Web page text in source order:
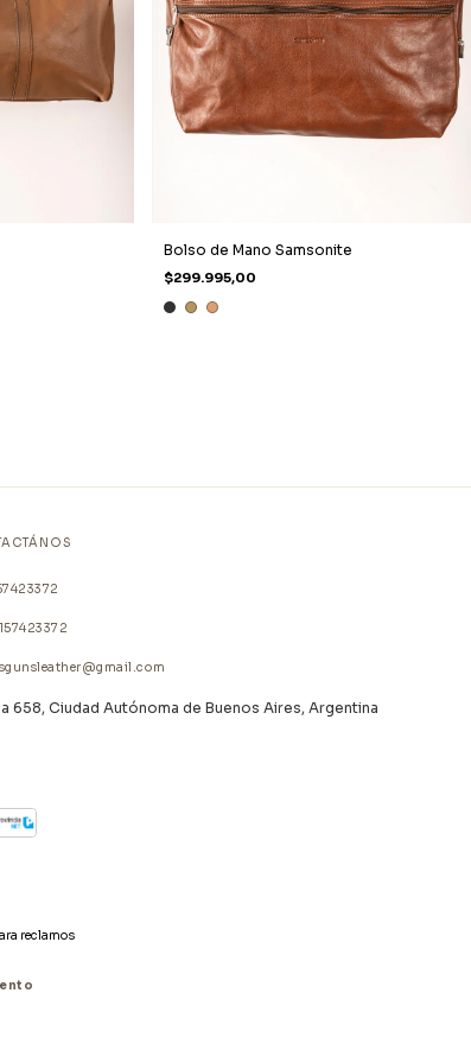
Bolso de Mano Samsonite
$299.995,00
658, Ciudad Autónoma de Buenos Aires, Argentina
reclamos